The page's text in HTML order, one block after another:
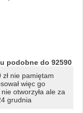
podobne do 92590
nie pamiętam
więc go
otworzyła ale za
grudnia